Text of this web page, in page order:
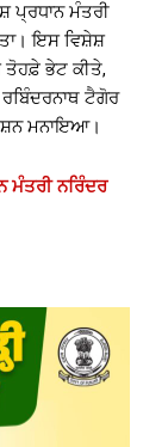
ਪ੍ਰਧਾਨ ਮੰਤਰੀ
ਇਸ ਵਿਸ਼ੇਸ਼
ਭੇਟ ਕੀਤੇ,
ਟੈਗੋਰ
ਮਨਾਇਆ।
ਮੰਤਰੀ ਨਰਿੰਦਰ